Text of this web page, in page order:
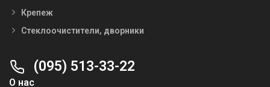
Крепеж
Стеклоочистители, дворники
(095) 513-33-22
О нас